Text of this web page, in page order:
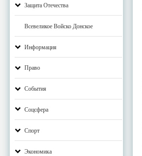
Защита Отечества
Всевеликое Войско Донское
Информация
Право
События
Соцсфера
Спорт
Экономика